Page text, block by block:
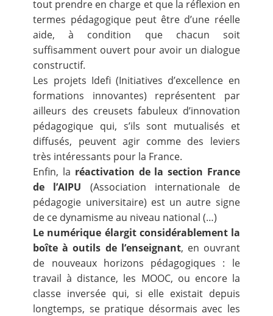
tout prendre en charge et que la réflexion en
termes pédagogique peut être d’une réelle
aide, à condition que chacun soit
suffisamment ouvert pour avoir un dialogue
constructif.
Les projets Idefi (Initiatives d’excellence en
formations innovantes) représentent par
ailleurs des creusets fabuleux d’innovation
pédagogique qui, s’ils sont mutualisés et
diffusés, peuvent agir comme des leviers
très intéressants pour la France.
Enfin, la réactivation de la section France
de l’AIPU (Association internationale de
pédagogie universitaire) est un autre signe
de ce dynamisme au niveau national (…)
Le numérique élargit considérablement la
boîte à outils de l’enseignant, en ouvrant
de nouveaux horizons pédagogiques : le
travail à distance, les MOOC, ou encore la
classe inversée qui, si elle existait depuis
longtemps, se pratique désormais avec les